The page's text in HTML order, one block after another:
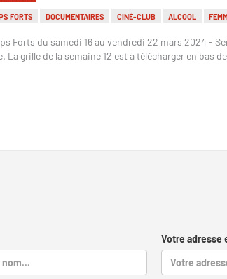
FORTS DOCUMENTAIRES CINÉ-CLUB ALCOOL
Forts du samedi 16 au vendredi 22 mars 2024 -
La grille de la semaine 12 est à télécharger en bas
Votre adresse